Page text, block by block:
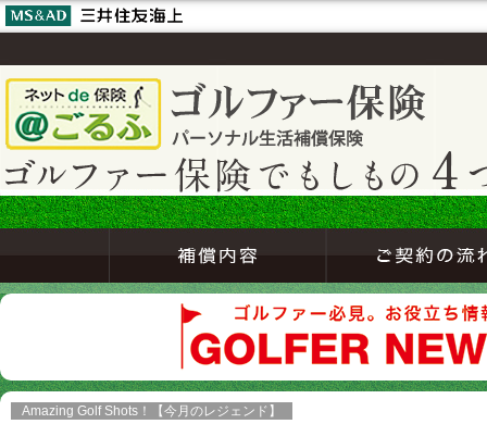
Amazing Golf Shots！【今月のレジェンド】